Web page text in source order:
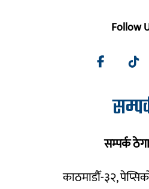
Follow
सम्पर्क
काठमाडौँ-३२,